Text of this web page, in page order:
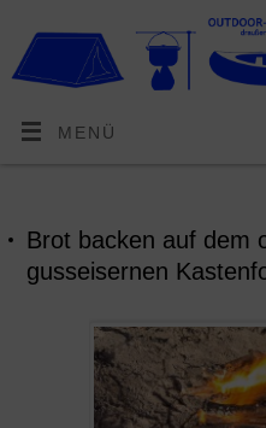
MENÜ
Brot backen auf dem
gusseisernen